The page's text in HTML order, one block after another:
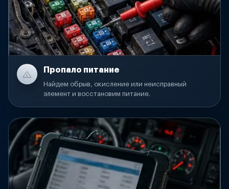
Пропало питание
Найдем обрыв, окисление или неисправный
элемент и восстановим питание.